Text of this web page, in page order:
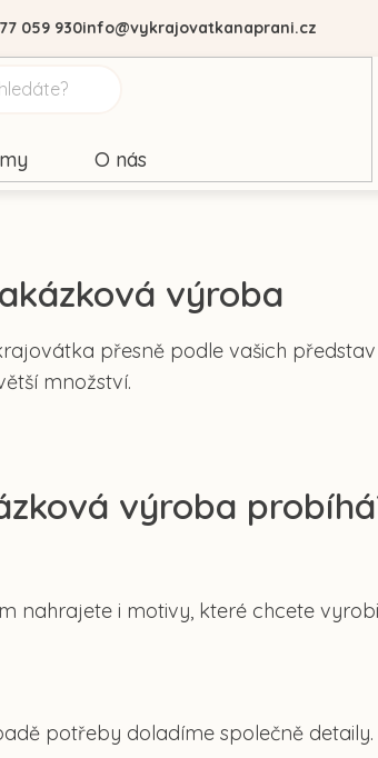
059 930info@vykrajovatkanaprani.cz
O nás
výroba
přesně podle vašich
množství.
výroba
nahrajete i motivy, které chcete
potřeby doladíme společně detaily.